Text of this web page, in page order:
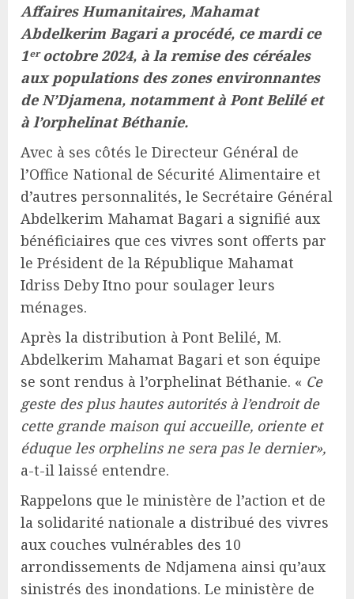
Affaires Humanitaires, Mahamat
Abdelkerim Bagari a procédé, ce mardi ce
1ᵉʳ octobre 2024, à la remise des céréales
aux populations des zones environnantes
de N’Djamena, notamment à Pont Belilé et
à l’orphelinat Béthanie.
Avec à ses côtés le Directeur Général de
l’Office National de Sécurité Alimentaire et
d’autres personnalités, le Secrétaire Général
Abdelkerim Mahamat Bagari a signifié aux
bénéficiaires que ces vivres sont offerts par
le Président de la République Mahamat
Idriss Deby Itno pour soulager leurs
ménages.
Après la distribution à Pont Belilé, M.
Abdelkerim Mahamat Bagari et son équipe
se sont rendus à l’orphelinat Béthanie. « Ce
geste des plus hautes autorités à l’endroit de
cette grande maison qui accueille, oriente et
éduque les orphelins ne sera pas le dernier»,
a-t-il laissé entendre.
Rappelons que le ministère de l’action et de
la solidarité nationale a distribué des vivres
aux couches vulnérables des 10
arrondissements de Ndjamena ainsi qu’aux
sinistrés des inondations. Le ministère de